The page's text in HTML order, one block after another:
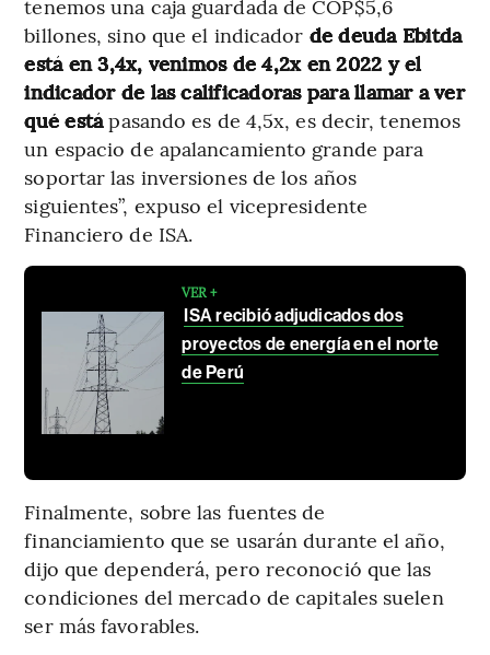
tenemos una caja guardada de COP$5,6
billones, sino que el indicador de deuda Ebitda
está en 3,4x, venimos de 4,2x en 2022 y el
indicador de las calificadoras para llamar a ver
qué estápasando es de 4,5x, es decir, tenemos
un espacio de apalancamiento grande para
soportar las inversiones de los años
siguientes”, expuso el vicepresidente
Financiero de ISA.
VER +
ISA recibió adjudicados dos
proyectos de energía en el norte
de Perú
Finalmente, sobre las fuentes de
financiamiento que se usarán durante el año,
dijo que dependerá, pero reconoció que las
condiciones del mercado de capitales suelen
ser más favorables.